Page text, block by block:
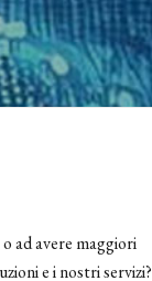
ad avere maggiori
e i nostri servizi?